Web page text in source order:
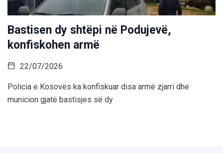
Bastisen dy shtëpi në Podujevë,
konfiskohen armë
22/07/2026
Policia e Kosovës ka konfiskuar disa armë zjarri dhe
municion gjatë bastisjes së dy